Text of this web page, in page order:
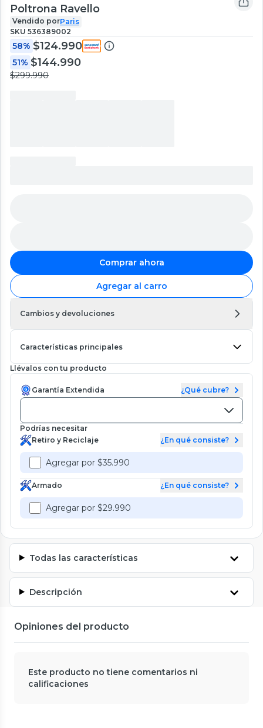
Poltrona Ravello
Vendido porParis
SKU 536389002
58% $124.990
51% $144.990
$299.990
Comprar ahora
Agregar al carro
Cambios y devoluciones
Características principales
Llévalos con tu producto
Garantía Extendida ¿Qué cubre?
Podrías necesitar
Retiro y Reciclaje
¿En qué consiste?
Agregar por $35.990
Armado ¿En qué consiste?
Agregar por $29.990
Todas las características
Descripción
Opiniones del producto
Este producto no tiene comentarios ni
calificaciones